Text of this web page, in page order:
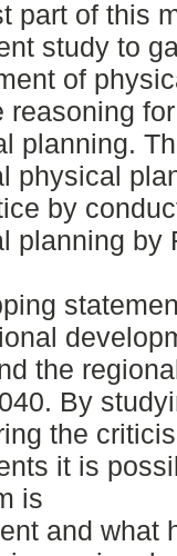
part of this
study to
of
reasoning
planning.
physical
by
planning by
the
By
the
it is
is
and what